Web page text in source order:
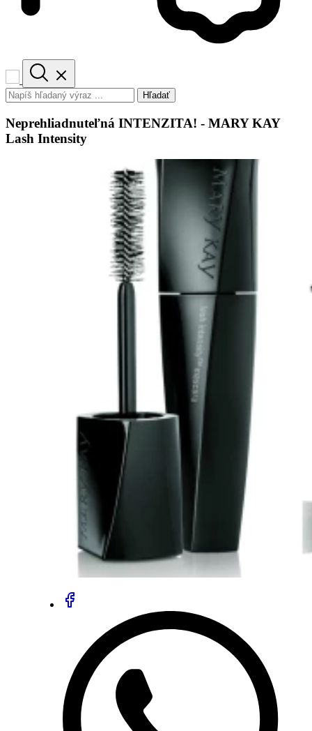
Hľadať
Neprehliadnuteľná INTENZITA! - MARY KAY
Lash Intensity